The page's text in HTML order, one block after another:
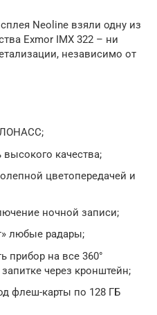
Neoline взяли одну из
Exmor IMX 322 – ни
независимо от
качества;
цветопередачей и
ночной записи;
любые радары;
прибор на все 360°
через кронштейн;
флеш-карты по 128 ГБ